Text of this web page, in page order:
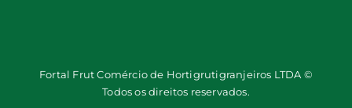
Fortal Frut Comércio de Hortigrutigranjeiros LTDA ©
Todos os direitos reservados.